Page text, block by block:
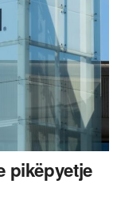
pikëpyetje